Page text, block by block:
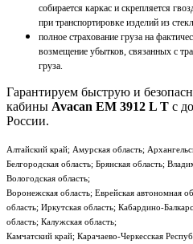
собирается каркас и скрепляется
при транспортировке изделий из
полное страхование груза на
возмещение убытков, связанных с
груза.
Гарантируем быструю и
кабины Avacan EM 3912 L T с
России.
Алтайский край; Амурская область;
Белгородская область; Брянская область;
Вологодская область;
Воронежская область; Еврейская автономная
область; Иркутская область; Кабардино-
область; Калужская область;
Камчатский край; Карачаево-Черкесская